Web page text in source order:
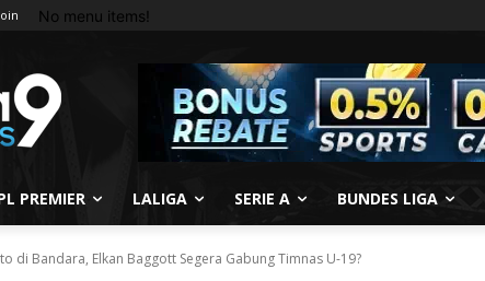
No menu items!
PREMIER LALIGA SERIE A BUNDES LIGA
di Bandara, Elkan Baggott Segera Gabung Timnas U-19?